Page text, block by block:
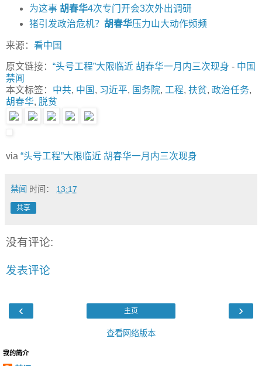
为这事 胡春华4次专门开会3次外出调研
猪引发政治危机？ 胡春华压力山大动作频频
来源： 看中国
原文链接： “头号工程”大限临近 胡春华一月内三次现身 - 中国
禁闻
本文标签： 中共, 中国 , 习近平, 国务院, 工程, 扶贫, 政治任务,
胡春华, 脱贫
via “头号工程”大限临近 胡春华一月内三次现身
禁闻 时间： 13:17
共享
没有评论:
发表评论
‹ ›
主页
查看网络版本
我的简介